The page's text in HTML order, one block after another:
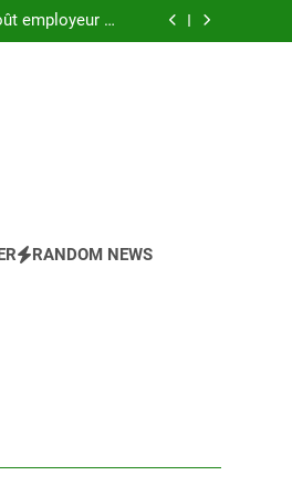
en 2025 ?
employeur en
2025 ?
en 2025 ?
RANDOM NEWS